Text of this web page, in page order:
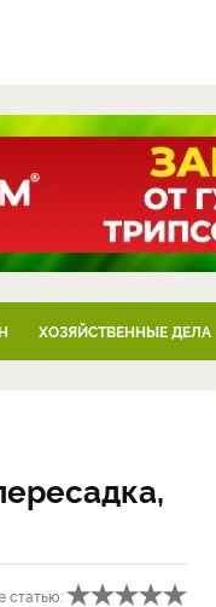
ХОЗЯЙСТВЕННЫЕ ДЕЛА
статью: